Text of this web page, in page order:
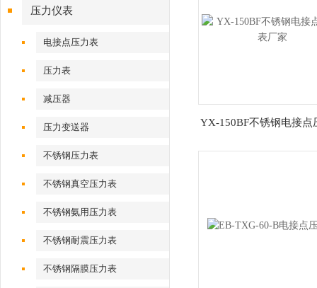
压力仪表
电接点压力表
压力表
减压器
压力变送器
不锈钢压力表
不锈钢真空压力表
不锈钢氨用压力表
不锈钢耐震压力表
不锈钢隔膜压力表
YX-150BF不锈钢电接点